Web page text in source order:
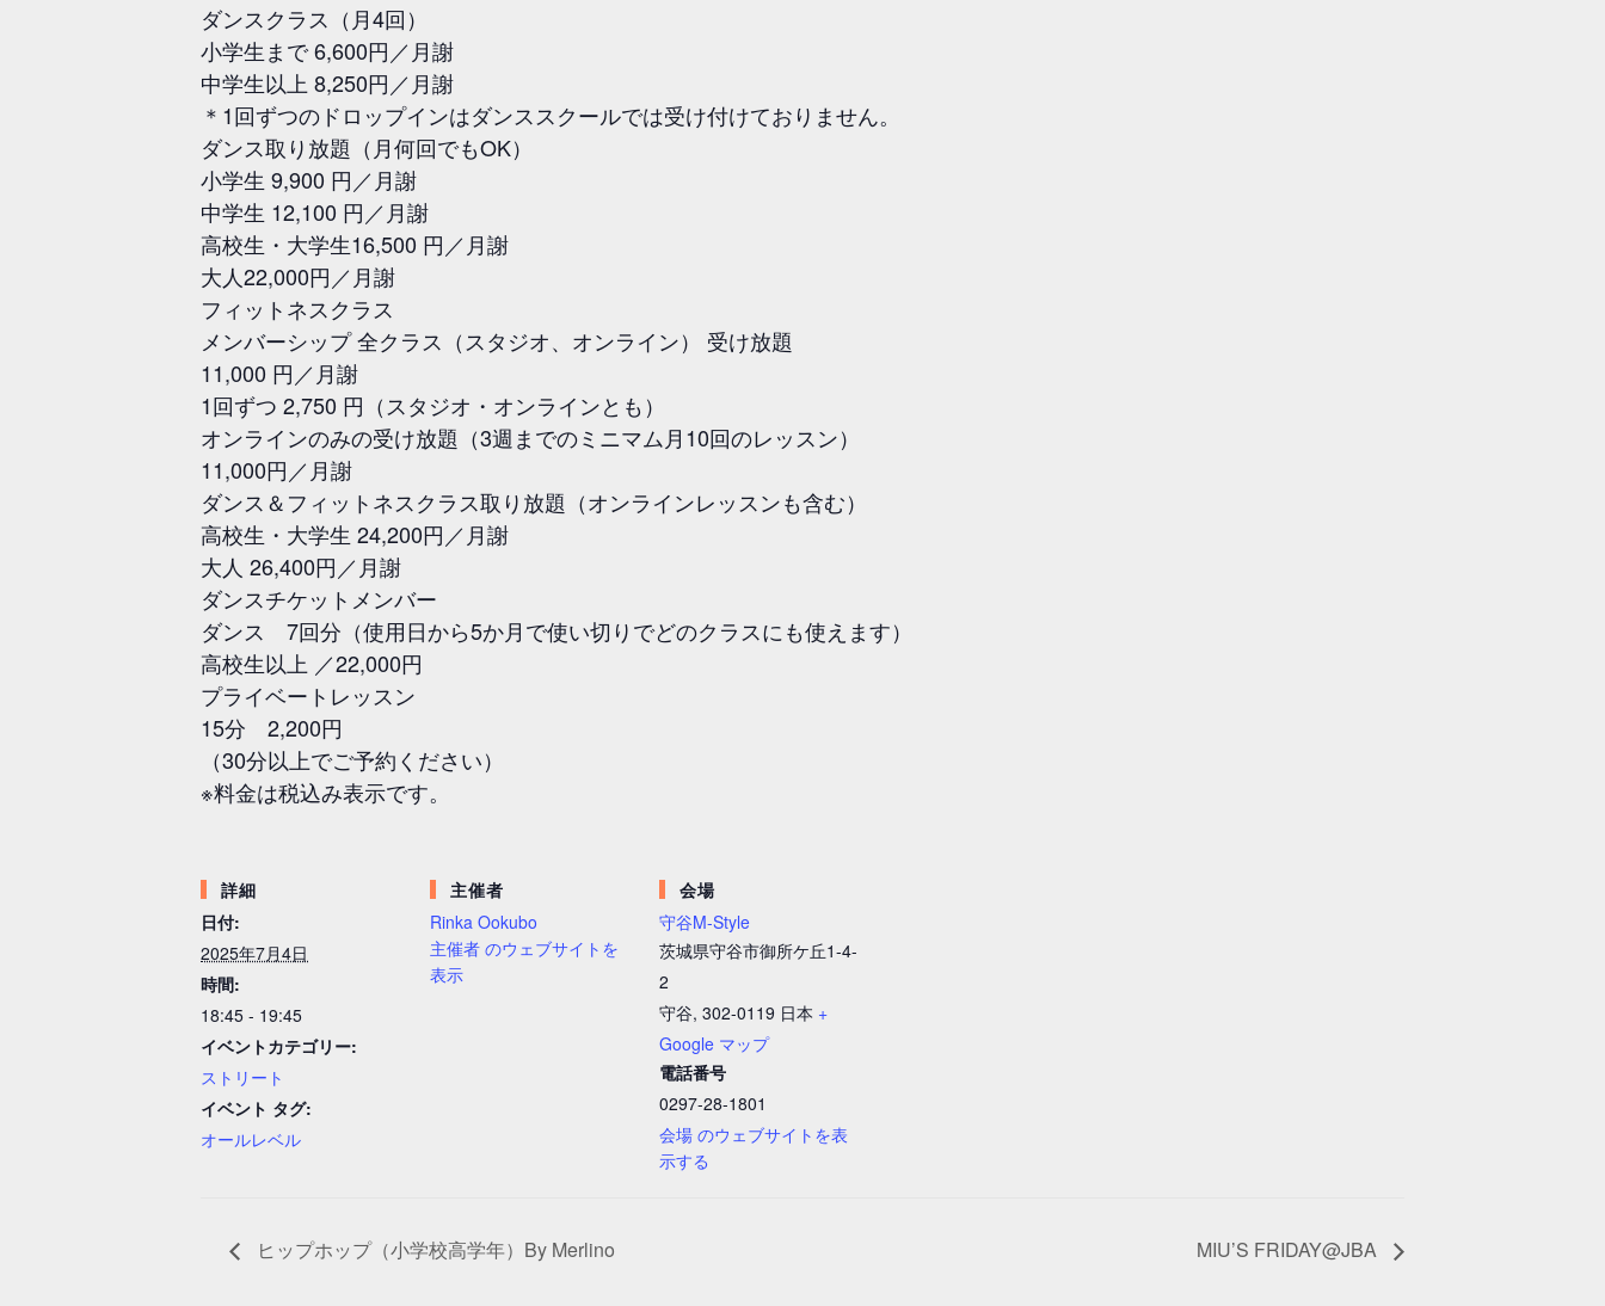
ダンスクラス（月4回）
小学生まで 6,600円／月謝
中学生以上 8,250円／月謝
＊1回ずつのドロップインはダンススクールでは受け付けておりません。
ダンス取り放題（月何回でもOK）
小学生 9,900 円／月謝
中学生 12,100 円／月謝
高校生・大学生16,500 円／月謝
大人22,000円／月謝
フィットネスクラス
メンバーシップ 全クラス（スタジオ、オンライン） 受け放題
11,000 円／月謝
1回ずつ 2,750 円（スタジオ・オンラインとも）
オンラインのみの受け放題（3週までのミニマム月10回のレッスン）
11,000円／月謝
ダンス＆フィットネスクラス取り放題（オンラインレッスンも含む）
高校生・大学生 24,200円／月謝
大人 26,400円／月謝
ダンスチケットメンバー
ダンス 7回分（使用日から5か月で使い切りでどのクラスにも使えます）
高校生以上 ／22,000円
プライベートレッスン
15分 2,200円
（30分以上でご予約ください）
※料金は税込み表示です。
詳細
日付:
2025年7月4日
時間:
18:45 - 19:45
イベントカテゴリー:
ストリート
イベント タグ:
オールレベル
主催者
Rinka Ookubo
主催者 のウェブサイトを
表示
会場
守谷M-Style
茨城県守谷市御所ケ丘1-4-
2
守谷, 302-0119 日本 +
Google マップ
電話番号
0297-28-1801
会場 のウェブサイトを表
示する
ヒップホップ（小学校高学年）By Merlino MIU’S FRIDAY@JBA